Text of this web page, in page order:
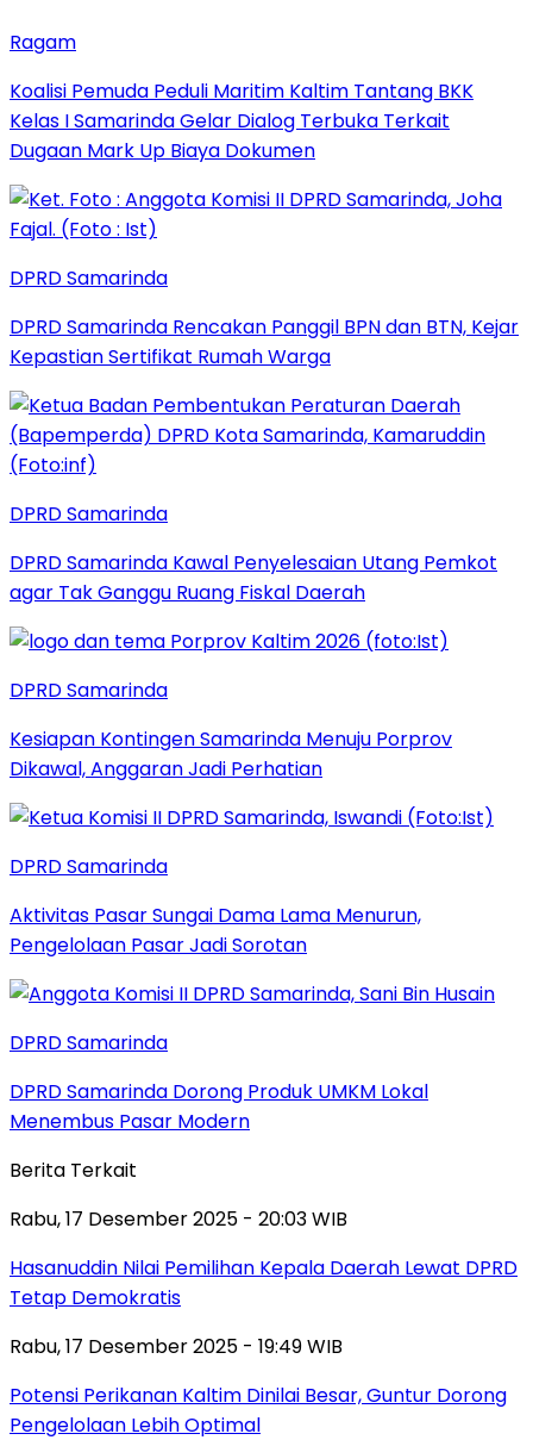
Ragam
Koalisi Pemuda Peduli Maritim Kaltim Tantang BKK
Kelas I Samarinda Gelar Dialog Terbuka Terkait
Dugaan Mark Up Biaya Dokumen
DPRD Samarinda
DPRD Samarinda Rencakan Panggil BPN dan BTN, Kejar
Kepastian Sertifikat Rumah Warga
DPRD Samarinda
DPRD Samarinda Kawal Penyelesaian Utang Pemkot
agar Tak Ganggu Ruang Fiskal Daerah
DPRD Samarinda
Kesiapan Kontingen Samarinda Menuju Porprov
Dikawal, Anggaran Jadi Perhatian
DPRD Samarinda
Aktivitas Pasar Sungai Dama Lama Menurun,
Pengelolaan Pasar Jadi Sorotan
DPRD Samarinda
DPRD Samarinda Dorong Produk UMKM Lokal
Menembus Pasar Modern
Berita Terkait
Rabu, 17 Desember 2025 - 20:03 WIB
Hasanuddin Nilai Pemilihan Kepala Daerah Lewat DPRD
Tetap Demokratis
Rabu, 17 Desember 2025 - 19:49 WIB
Potensi Perikanan Kaltim Dinilai Besar, Guntur Dorong
Pengelolaan Lebih Optimal